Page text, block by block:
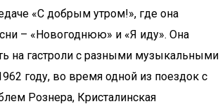
«С добрым утром!», где она
– «Новогоднюю» и «Я иду». Она
на гастроли с разными музыкальными
году, во время одной из поездок с
Рознера, Кристалинская